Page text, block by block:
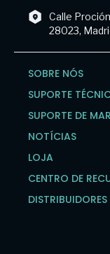
Calle
28023,
SOBRE NÓS
SUPORTE
SUPORTE DE
NOTÍCIAS
LOJA
CENTRO DE